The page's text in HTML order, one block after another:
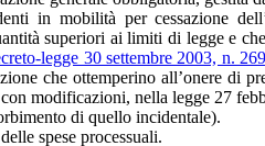
in mobilità per cessazione
superiori ai limiti di legge e
legge 30 settembre 2003, n.
che ottemperino all’onere di
modificazioni, nella legge 27
di quello incidentale).
spese processuali.